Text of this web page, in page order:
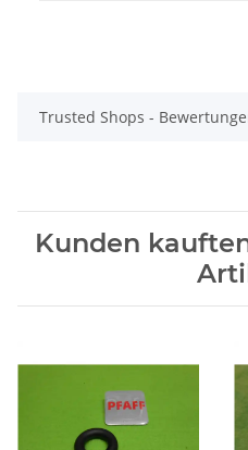
Trusted Shops -
Kunden